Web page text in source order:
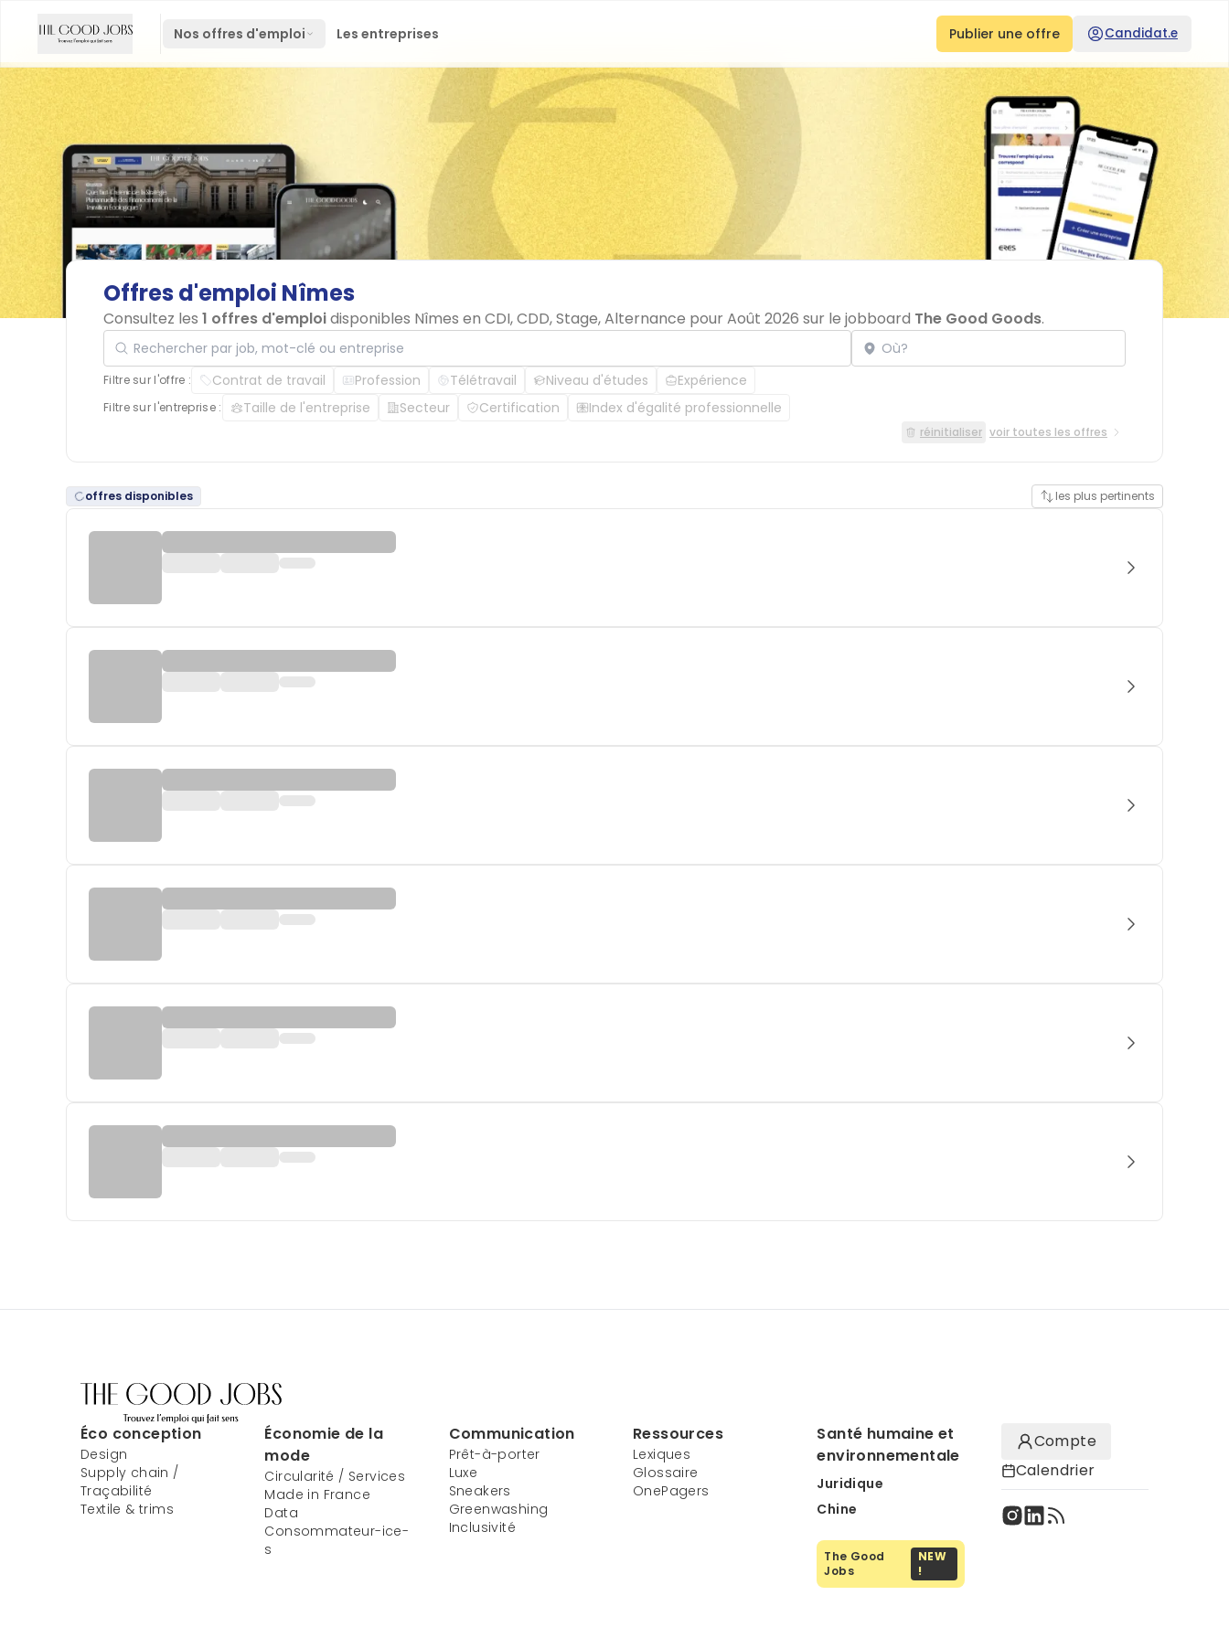
Nos offres d'emploi Les entreprises Publier une offre Candidat.e
Offres d'emploi Nîmes
Consultez les 1 offres d'emploidisponibles Nîmes en CDI, CDD, Stage, Alternance pour Août 2026 sur le jobboard The Good Goods.
Rechercher par job, mot-clé ou entreprise Localisation
Filtre sur l'offre : Contrat de travail Profession Télétravail Niveau d'études Expérience
Filtre sur l'entreprise : Taille de l'entreprise Secteur Certification Index d'égalité professionnelle
réinitialiser voir toutes les offres
offres disponibles les plus pertinents
Éco conception
Design
Supply chain /
Traçabilité
Textile & trims
Économie de la
mode
Circularité / Services
Made in France
Data
Consommateur-ice-
s
Communication
Prêt-à-porter
Luxe
Sneakers
Greenwashing
Inclusivité
Ressources
Lexiques
Glossaire
OnePagers
Santé humaine et
environnementale
Juridique
Chine
The Good
Jobs
NEW
!
Compte
Calendrier